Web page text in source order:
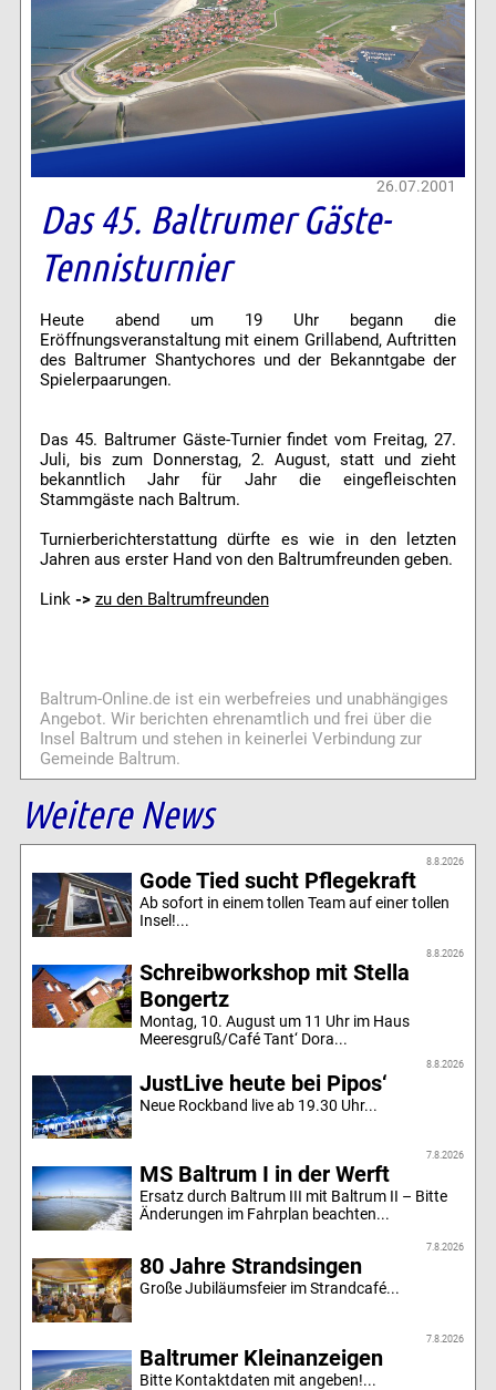
26.07.2001
Das 45. Baltrumer Gäste-
Tennisturnier
Heute abend um 19 Uhr begann die
Eröffnungsveranstaltung mit einem Grillabend, Auftritten
des Baltrumer Shantychores und der Bekanntgabe der
Spielerpaarungen.
Das 45. Baltrumer Gäste-Turnier findet vom Freitag, 27.
Juli, bis zum Donnerstag, 2. August, statt und zieht
bekanntlich Jahr für Jahr die eingefleischten
Stammgäste nach Baltrum.
Turnierberichterstattung dürfte es wie in den letzten
Jahren aus erster Hand von den Baltrumfreunden geben.
Link -> zu den Baltrumfreunden
Baltrum-Online.de ist ein werbefreies und unabhängiges
Angebot. Wir berichten ehrenamtlich und frei über die
Insel Baltrum und stehen in keinerlei Verbindung zur
Gemeinde Baltrum.
Weitere News
8.8.2026
Gode Tied sucht Pflegekraft
Ab sofort in einem tollen Team auf einer tollen
Insel!...
8.8.2026
Schreibworkshop mit Stella
Bongertz
Montag, 10. August um 11 Uhr im Haus
Meeresgruß/Café Tant‘ Dora...
8.8.2026
JustLive heute bei Pipos‘
Neue Rockband live ab 19.30 Uhr...
7.8.2026
MS Baltrum I in der Werft
Ersatz durch Baltrum III mit Baltrum II – Bitte
Änderungen im Fahrplan beachten...
7.8.2026
80 Jahre Strandsingen
Große Jubiläumsfeier im Strandcafé...
7.8.2026
Baltrumer Kleinanzeigen
Bitte Kontaktdaten mit angeben!...